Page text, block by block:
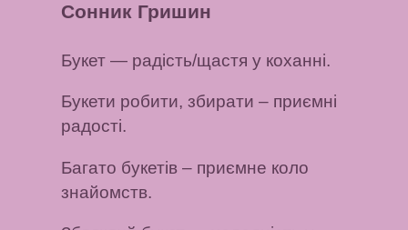
Сонник Гришин
Букет — радість/щастя у коханні.
Букети робити, збирати – приємні
радості.
Багато букетів – приємне коло
знайомств.